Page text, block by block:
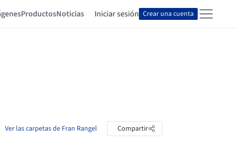
ProductosNoticias Iniciar sesión Crear una cuenta
Ver las carpetas de Fran Rangel Compartir